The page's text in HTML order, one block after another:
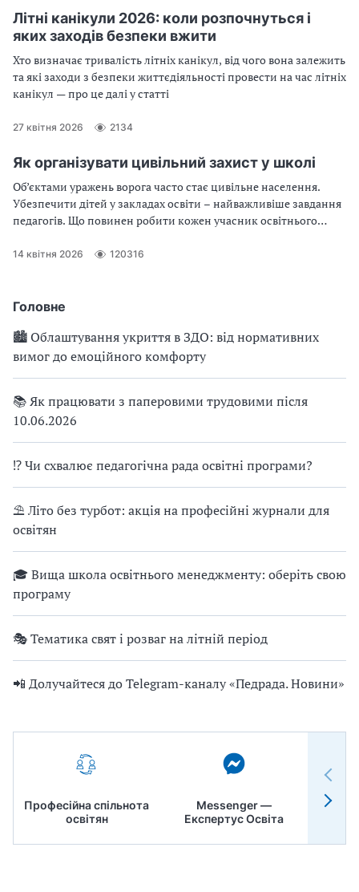
Головне
🏙 Облаштування укриття в ЗДО: від нормативних
вимог до емоційного комфорту
📚 Як працювати з паперовими трудовими після
10.06.2026
⁉ Чи схвалює педагогічна рада освітні програми?
⛱ Літо без турбот: акція на професійні журнали для
освітян
🎓 Вища школа освітнього менеджменту: оберіть свою
програму
🎭 Тематика свят і розваг на літній період
📲 Долучайтеся до Telegram-каналу «Педрада. Новини»
Професійна спільнота
освітян
Messenger —
Експертус Освіта
Літні канікули 2026: коли розпочнуться і
яких заходів безпеки вжити
Хто визначає тривалість літніх канікул, від чого вона залежить
та які заходи з безпеки життєдіяльності провести на час літніх
канікул — про це далі у статті
27 квітня 2026 2134
Як організувати цивільний захист у школі
Об’єктами уражень ворога часто стає цивільне населення.
Убезпечити дітей у закладах освіти – найважливіше завдання
педагогів. Що повинен робити кожен учасник освітнього
організувати цей процес – читаймо далі
14 квітня 2026 120316